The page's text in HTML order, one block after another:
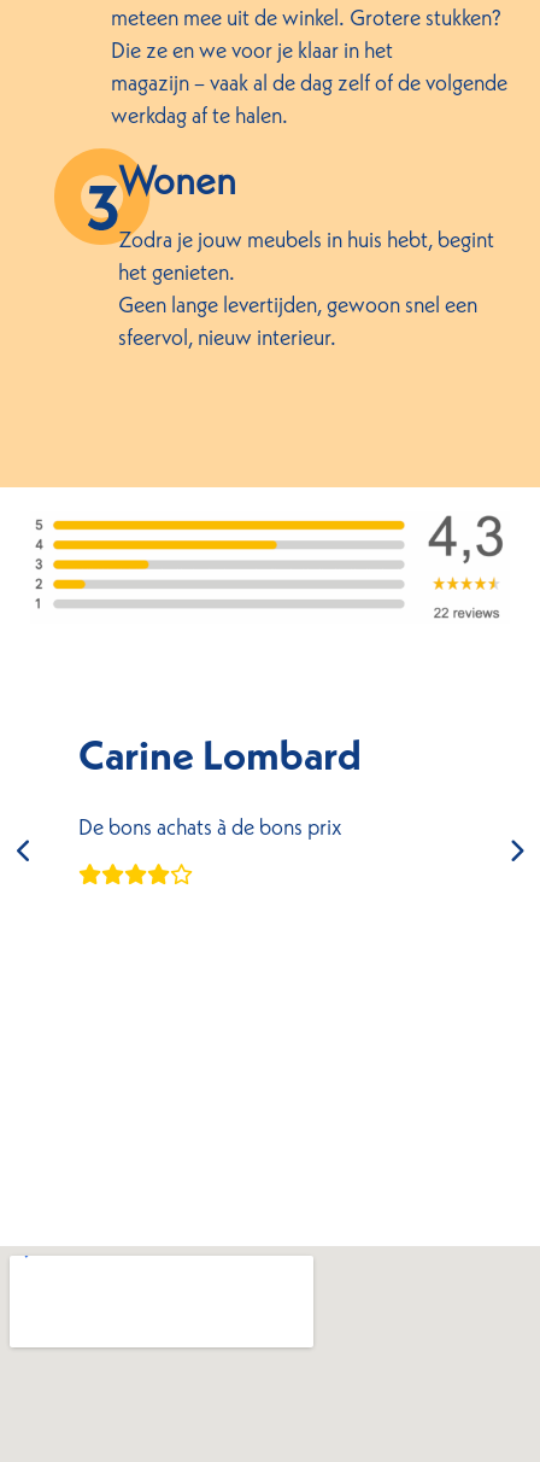
meteen mee uit de winkel. Grotere stukken?
Die ze en we voor je klaar in het
magazijn – vaak al de dag zelf of de volgende
werkdag af te halen.
Wonen
Zodra je jouw meubels in huis hebt, begint
het genieten.
Geen lange levertijden, gewoon snel een
sfeervol, nieuw interieur.
Carine Lombard
De bons achats à de bons prix